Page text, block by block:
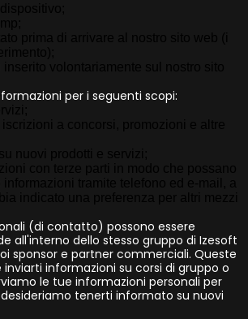
per i seguenti scopi:
(di contatto) possono essere
all'interno dello stesso gruppo di Izesoft
sponsor e partner commerciali. Queste
informazioni su corsi di gruppo o
le tue informazioni personali per
tenerti informato su nuovi